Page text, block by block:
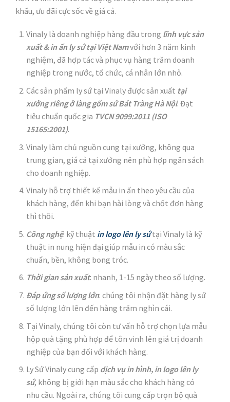
khấu, ưu đãi cực sốc về giá cả.
Vinaly là doanh nghiệp hàng đầu trong lĩnh vực sản
xuất & in ấn ly sứ tại Việt Namvới hơn 3 năm kinh
nghiệm, đã hợp tác và phục vụ hàng trăm doanh
nghiệp trong nước, tổ chức, cá nhân lớn nhỏ.
Các sản phẩm ly sứ tại Vinaly được sản xuất tại
xưởng riêng ở làng gốm sứBát Tràng HàNội. Đạt
tiêu chuẩn quốc gia TVCN 9099:2011 (ISO
15165:2001).
Vinaly làm chủ nguồn cung tại xưởng, không qua
trung gian, giá cả tại xưởng nên phù hợp ngân sách
cho doanh nghiệp.
Vinaly hỗ trợ thiết kế mẫu in ấn theo yêu cầu của
khách hàng, đến khi bạn hài lòng và chốt đơn hàng
thì thôi.
Công nghệ: kỹ thuật in logo lên ly sứtại Vinaly là kỹ
thuật in nung hiện đại giúp mẫu in có màu sắc
chuẩn, bền, không bong tróc.
Thời gian sản xuất: nhanh, 1-15 ngày theo số lượng.
Đápứng số lượng lớn: chúng tôi nhận đặt hàng ly sứ
số lượng lớn lên đến hàng trăm nghìn cái.
Tại Vinaly, chúng tôi còn tư vấn hỗ trợ chọn lựa mẫu
hộp quà tặng phù hợp để tôn vinh lên giá trị doanh
nghiệp của bạn đối với khách hàng.
Ly Sứ Vinaly cung cấp dịch vụ in hình, in logo lên ly
sứ, không bị giới hạn màu sắc cho khách hàng có
nhu cầu. Ngoài ra, chúng tôi cung cấp trọn bộ quà